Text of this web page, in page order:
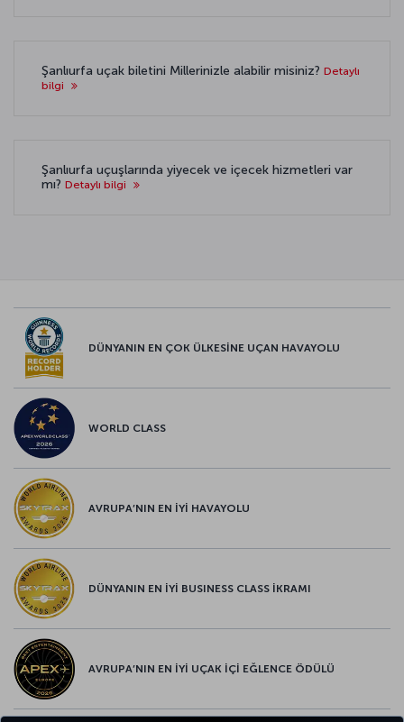
Şanlıurfa uçak biletini Millerinizle alabilir misiniz? Detaylı
bilgi
Şanlıurfa uçuşlarında yiyecek ve içecek hizmetleri var
mı? Detaylı bilgi
DÜNYANIN EN ÇOK ÜLKESİNE UÇAN HAVAYOLU
WORLD CLASS
AVRUPA’NIN EN İYİ HAVAYOLU
DÜNYANIN EN İYİ BUSINESS CLASS İKRAMI
AVRUPA’NIN EN İYİ UÇAK İÇİ EĞLENCE ÖDÜLÜ